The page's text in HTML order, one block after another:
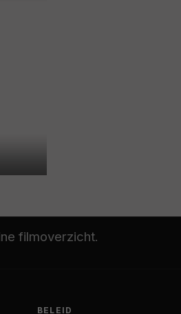
filmoverzicht.
BELEID